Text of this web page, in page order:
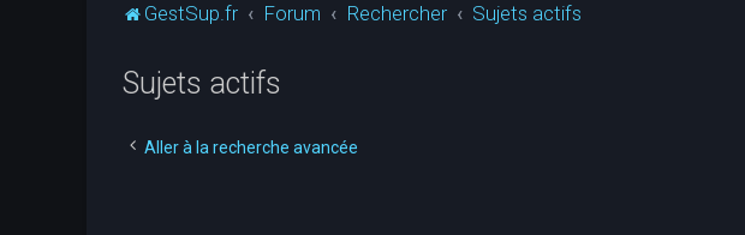
GestSup.fr Forum Rechercher Sujets actifs
Sujets actifs
Aller à la recherche avancée